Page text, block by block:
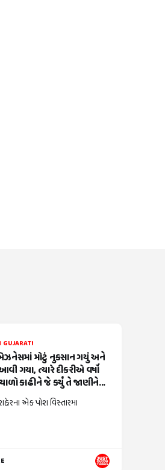
GUJARATI
મોટું નુકસાન ગયું અને
ગયા, ત્યારે દીકરીએ વર્ષો
કાઢીને જે કર્યું તે જાણીને...
એક પોશ વિસ્તારમા